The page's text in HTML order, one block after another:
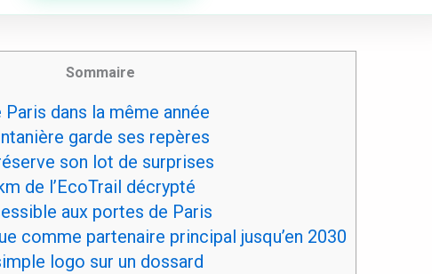
Sommaire
dans la même année
garde ses repères
son lot de surprises
de l’EcoTrail décrypté
aux portes de Paris
comme partenaire principal jusqu’en 2030
logo sur un dossard